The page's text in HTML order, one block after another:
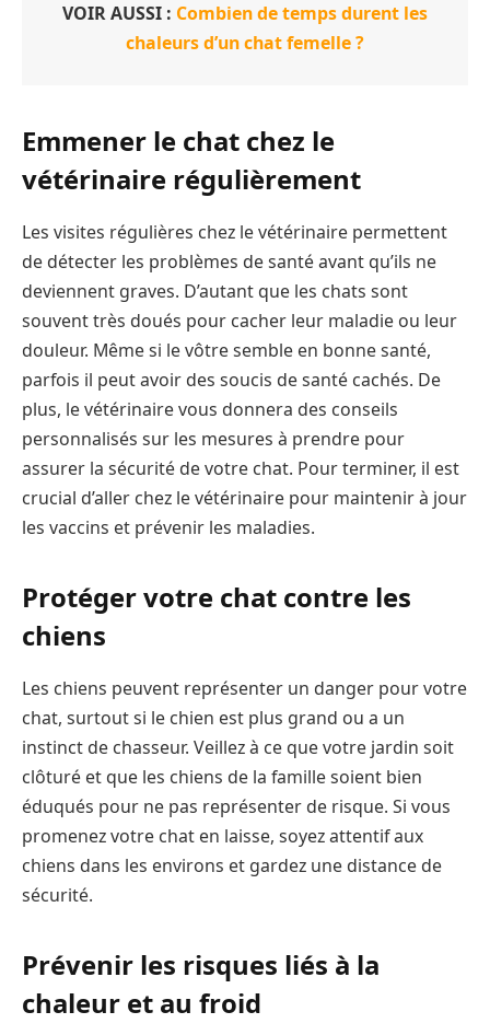
VOIR AUSSI : Combien de temps durent les
chaleurs d’un chat femelle ?
Emmener le chat chez le
vétérinaire régulièrement
Les visites régulières chez le vétérinaire permettent
de détecter les problèmes de santé avant qu’ils ne
deviennent graves. D’autant que les chats sont
souvent très doués pour cacher leur maladie ou leur
douleur. Même si le vôtre semble en bonne santé,
parfois il peut avoir des soucis de santé cachés. De
plus, le vétérinaire vous donnera des conseils
personnalisés sur les mesures à prendre pour
assurer la sécurité de votre chat. Pour terminer, il est
crucial d’aller chez le vétérinaire pour maintenir à jour
les vaccins et prévenir les maladies.
Protéger votre chat contre les
chiens
Les chiens peuvent représenter un danger pour votre
chat, surtout si le chien est plus grand ou a un
instinct de chasseur. Veillez à ce que votre jardin soit
clôturé et que les chiens de la famille soient bien
éduqués pour ne pas représenter de risque. Si vous
promenez votre chat en laisse, soyez attentif aux
chiens dans les environs et gardez une distance de
sécurité.
Prévenir les risques liés à la
chaleur et au froid